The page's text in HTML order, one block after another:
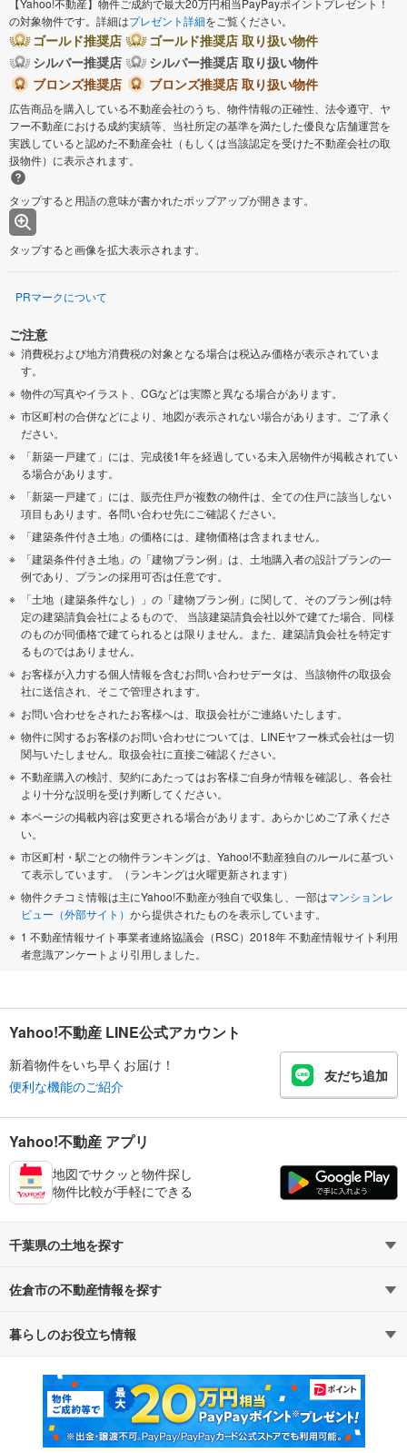
【Yahoo!不動産】物件ご成約で最大20万円相当PayPayポイントプレゼント！
の対象物件です。詳細はプレゼント詳細をご覧ください。
ゴールド推奨店
ゴールド推奨店 取り扱い物件
シルバー推奨店
シルバー推奨店 取り扱い物件
ブロンズ推奨店
ブロンズ推奨店 取り扱い物件
広告商品を購入している不動産会社のうち、物件情報の正確性、法令遵守、ヤ
フー不動産における成約実績等、当社所定の基準を満たした優良な店舗運営を
実践していると認めた不動産会社（もしくは当該認定を受けた不動産会社の取
扱物件）に表示されます。
タップすると用語の意味が書かれたポップアップが開きます。
タップすると画像を拡大表示されます。
PRマークについて
ご注意
消費税および地方消費税の対象となる場合は税込み価格が表示されていま
す。
物件の写真やイラスト、CGなどは実際と異なる場合があります。
市区町村の合併などにより、地図が表示されない場合があります。ご了承く
ださい。
「新築一戸建て」には、完成後1年を経過している未入居物件が掲載されてい
る場合があります。
「新築一戸建て」には、販売住戸が複数の物件は、全ての住戸に該当しない
項目もあります。各問い合わせ先にご確認ください。
「建築条件付き土地」の価格には、建物価格は含まれません。
「建築条件付き土地」の「建物プラン例」は、土地購入者の設計プランの一
例であり、プランの採用可否は任意です。
「土地（建築条件なし）」の「建物プラン例」に関して、そのプラン例は特
定の建築請負会社によるもので、 当該建築請負会社以外で建てた場合、同様
のものが同価格で建てられるとは限りません。また、建築請負会社を特定す
るものではありません。
お客様が入力する個人情報を含むお問い合わせデータは、当該物件の取扱会
社に送信され、そこで管理されます。
お問い合わせをされたお客様へは、取扱会社がご連絡いたします。
物件に関するお客様のお問い合わせについては、LINEヤフー株式会社は一切
関与いたしません。取扱会社に直接ご確認ください。
不動産購入の検討、契約にあたってはお客様ご自身が情報を確認し、各会社
より十分な説明を受け判断してください。
本ページの掲載内容は変更される場合があります。あらかじめご了承くださ
い。
市区町村・駅ごとの物件ランキングは、Yahoo!不動産独自のルールに基づい
て表示しています。（ランキングは火曜更新されます）
物件クチコミ情報は主にYahoo!不動産が独自で収集し、一部はマンションレ
ビュー（外部サイト） から提供されたものを表示しています。
1 不動産情報サイト事業者連絡協議会（RSC）2018年 不動産情報サイト利用
者意識アンケートより引用しました。
Yahoo!不動産 LINE公式アカウント
新着物件をいち早くお届け！
便利な機能のご紹介
友だち追加
Yahoo!不動産 アプリ
地図でサクッと物件探し
物件比較が手軽にできる
千葉県の土地を探す
路線・駅から探す
通勤・通学時間から探す
佐倉市の不動産情報を探す
不動産・住宅
新築マンション 中古マンション
新築一戸建て 中古一戸建て
暮らしのお役立ち情報
マンションカタログ 教えて！住まいの先生